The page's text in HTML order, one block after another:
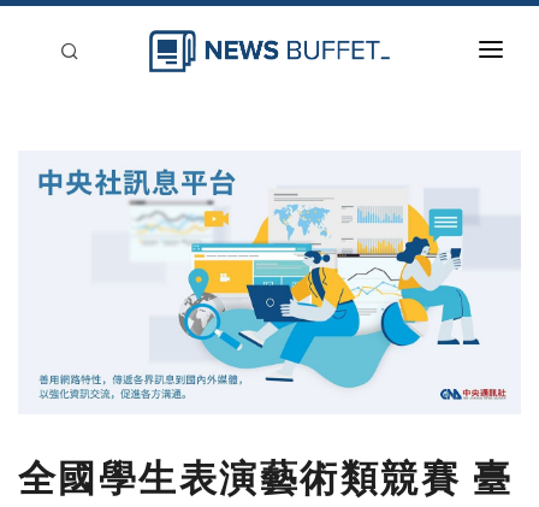
全國學生表演藝術類競賽 臺